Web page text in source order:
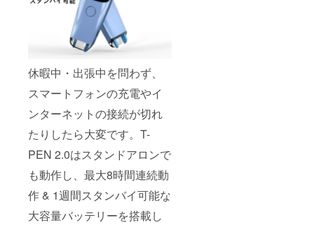
休暇中・出張中を問わず、
スマートフォンの充電やイ
ンターネットの接続が切れ
たりしたら大変です。T-
PEN 2.0はスタンドアロンで
も動作し、最大8時間連続動
作 & 1週間スタンバイ可能な
大容量バッテリーを搭載し